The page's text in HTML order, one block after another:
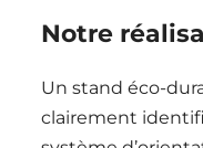
Notre
Un stand éco-
clairement